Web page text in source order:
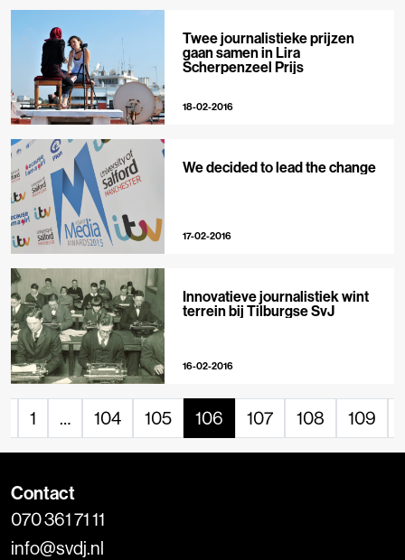
Twee journalistieke prijzen
gaan samen in Lira
Scherpenzeel Prijs
18-02-2016
We decided to lead the change
17-02-2016
Innovatieve journalistiek wint
terrein bij Tilburgse SvJ
16-02-2016
1 … 104 105 106 107 108 109
Contact
070 361 71 11
info@svdj.nl